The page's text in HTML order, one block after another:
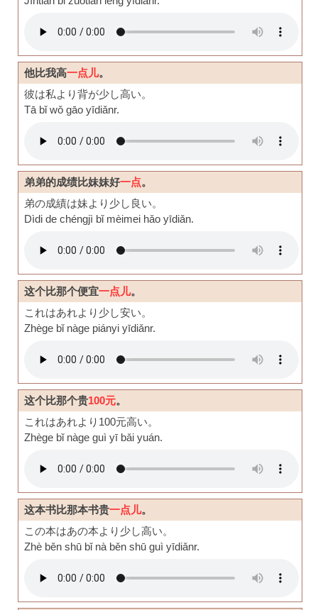
他比我高一点儿。
彼は私より背が少し高い。
Tā bǐ wǒ gāo yīdiǎnr.
弟弟的成绩比妹妹好一点。
弟の成績は妹より少し良い。
Dìdi de chéngjì bǐ mèimei hǎo yīdiǎn.
这个比那个便宜一点儿。
これはあれより少し安い。
Zhège bǐ nàge piányi yīdiǎnr.
这个比那个贵100元。
これはあれより100元高い。
Zhège bǐ nàge guì yī bǎi yuán.
这本书比那本书贵一点儿。
この本はあの本より少し高い。
Zhè běn shū bǐ nà běn shū guì yīdiǎnr.